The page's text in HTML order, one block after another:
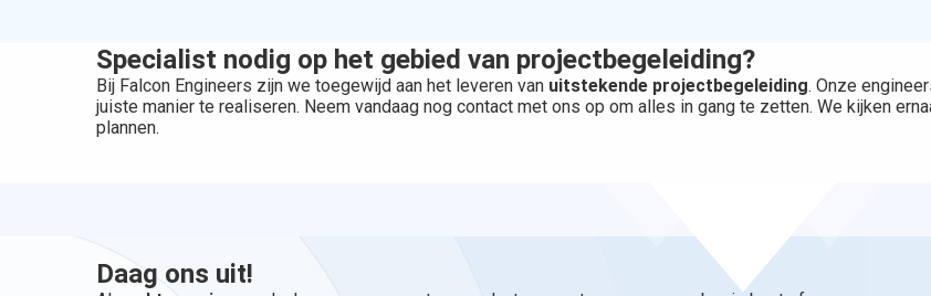
Specialist nodig op het gebied van projectbegeleiding?
Bij Falcon Engineers zijn we toegewijd aan het leveren van uitstekende projectbegeleiding. Onze
juiste manier te realiseren. Neem vandaag nog contact met ons op om alles in gang te zetten. We kijken
plannen.
Daag ons uit!